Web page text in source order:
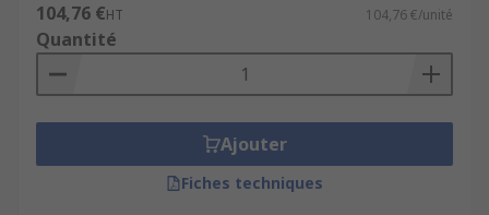
104,76 €HT 104,76 €/unité
Quantité
Ajouter
Fiches techniques